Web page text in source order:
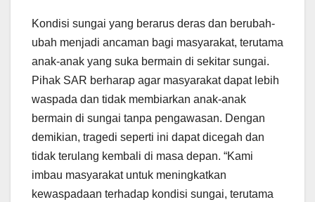
Kondisi sungai yang berarus deras dan berubah-
ubah menjadi ancaman bagi masyarakat, terutama
anak-anak yang suka bermain di sekitar sungai.
Pihak SAR berharap agar masyarakat dapat lebih
waspada dan tidak membiarkan anak-anak
bermain di sungai tanpa pengawasan. Dengan
demikian, tragedi seperti ini dapat dicegah dan
tidak terulang kembali di masa depan. “Kami
imbau masyarakat untuk meningkatkan
kewaspadaan terhadap kondisi sungai, terutama